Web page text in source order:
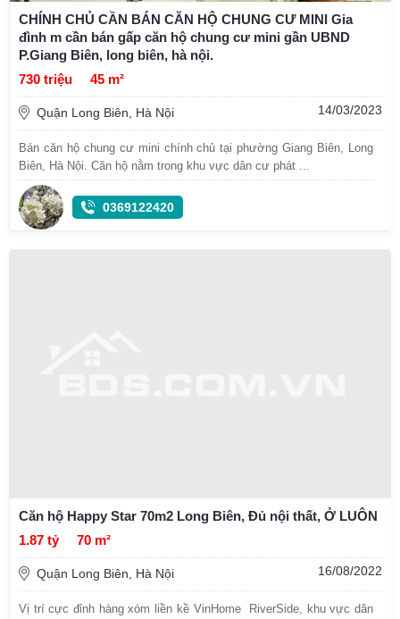
CHÍNH CHỦ CẦN BÁN CĂN HỘ CHUNG CƯ MINI Gia
đình m cần bán gấp căn hộ chung cư mini gần UBND
P.Giang Biên, long biên, hà nội.
730 triệu
45 m²
Quận Long Biên, Hà Nội 14/03/2023
Bán căn hộ chung cư mini chính chủ tại phường Giang Biên, Long
Biên, Hà Nội. Căn hộ nằm trong khu vực dân cư phát ...
0369122420
Căn hộ Happy Star 70m2 Long Biên, Đủ nội thất, Ở LUÔN
1.87 tỷ
70 m²
Quận Long Biên, Hà Nội 16/08/2022
Vị trí cực đỉnh hàng xóm liền kề VinHome RiverSide, khu vực dân